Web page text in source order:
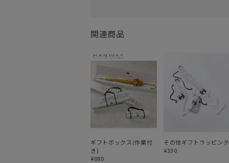
関連商品
ギフトボックス(作業付
き)
¥880
その他ギフトラッピング
¥330